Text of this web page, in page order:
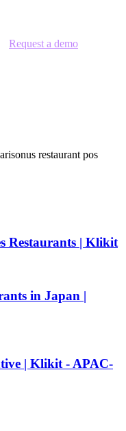
Request a demo
us restaurant pos
Restaurants | Klikit
in Japan |
| Klikit - APAC-